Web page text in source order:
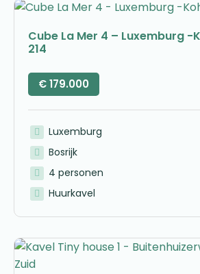
Cube La Mer 4 – Luxemburg -
214
€179.000
Luxemburg
Bosrijk
4 personen
Huurkavel